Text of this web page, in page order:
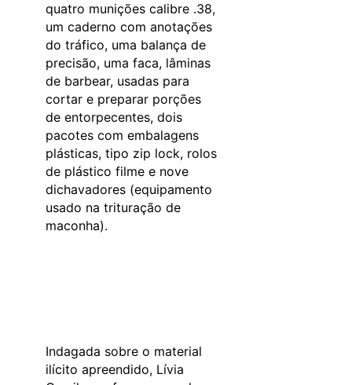
quatro munições calibre .38,
um caderno com anotações
do tráfico, uma balança de
precisão, uma faca, lâminas
de barbear, usadas para
cortar e preparar porções
de entorpecentes, dois
pacotes com embalagens
plásticas, tipo zip lock, rolos
de plástico filme e nove
dichavadores (equipamento
usado na trituração de
maconha).
Indagada sobre o material
ilícito apreendido, Lívia